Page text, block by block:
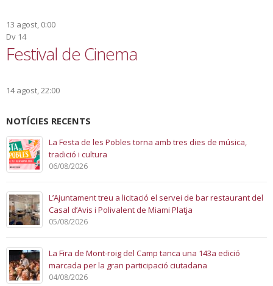
13 agost, 0:00
Dv 14
Festival de Cinema
14 agost, 22:00
NOTÍCIES RECENTS
La Festa de les Pobles torna amb tres dies de música,
tradició i cultura
06/08/2026
L’Ajuntament treu a licitació el servei de bar restaurant del
Casal d’Avis i Polivalent de Miami Platja
05/08/2026
La Fira de Mont-roig del Camp tanca una 143a edició
marcada per la gran participació ciutadana
04/08/2026